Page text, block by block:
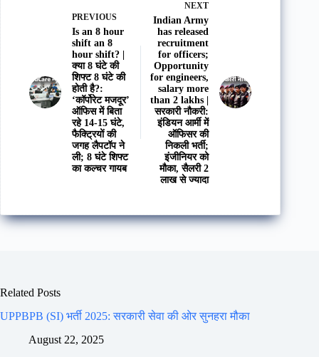
PREVIOUS
Is an 8 hour
shift an 8
hour shift? |
क्या 8 घंटे की
शिफ्ट 8 घंटे की
होती है?:
‘कॉर्पोरेट मजदूर’
ऑफिस में बिता
रहे 14-15 घंटे,
फैक्ट्रियों की
जगह लैपटॉप ने
ली; 8 घंटे शिफ्ट
का कल्चर गायब
NEXT
Indian Army
has released
recruitment
for officers;
Opportunity
for engineers,
salary more
than 2 lakhs |
सरकारी नौकरी:
इंडियन आर्मी में
ऑफिसर की
निकली भर्ती;
इंजीनियर को
मौका, सैलरी 2
लाख से ज्यादा
Related Posts
UPPBPB (SI) भर्ती 2025: सरकारी सेवा की ओर सुनहरा मौका
August 22, 2025